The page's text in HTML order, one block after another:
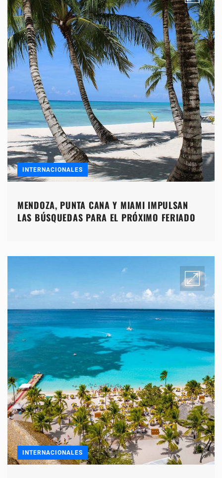
INTERNACIONALES
MENDOZA, PUNTA CANA Y MIAMI IMPULSAN
LAS BÚSQUEDAS PARA EL PRÓXIMO FERIADO
INTERNACIONALES